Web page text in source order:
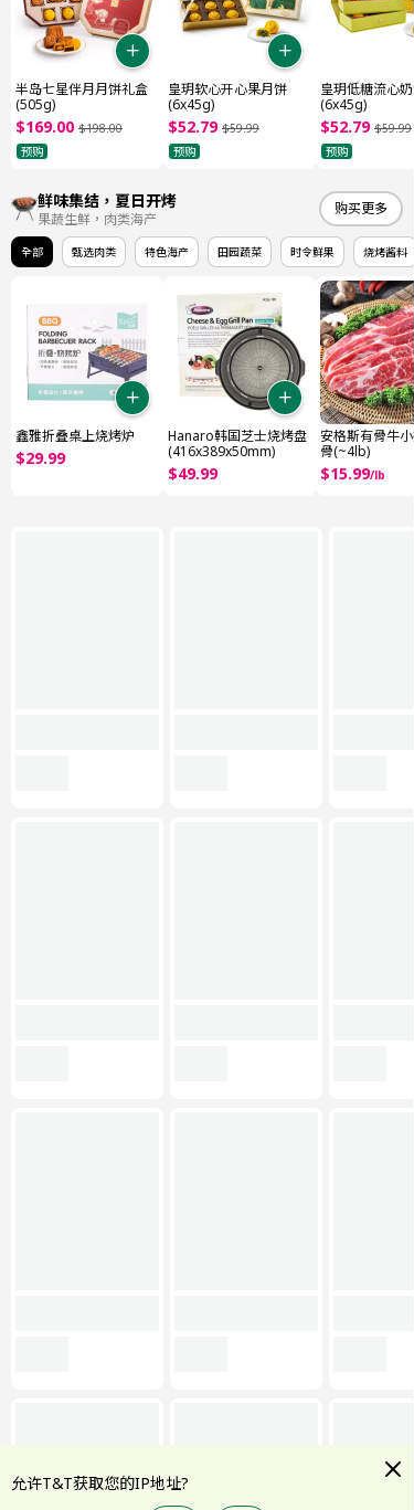
半岛七星伴月月饼礼盒
(505g)
$169.00 $198.00
预购
皇玥软心开心果月饼
(6x45g)
$52.79 $59.99
预购
皇玥低糖流心奶
(6x45g)
$52.79 $59.99
预购
鲜味集结，夏日开烤
果蔬生鲜，肉类海产
购买更多
全部 甄选肉类 特色海产 田园蔬菜 时令鲜果 烧烤酱料
鑫雅折叠桌上烧烤炉
$29.99
Hanaro韩国芝士烧烤盘
(416x389x50mm)
$49.99
安格斯有骨牛小
骨(~4lb)
$15.99/lb
允许T&T获取您的IP地址?